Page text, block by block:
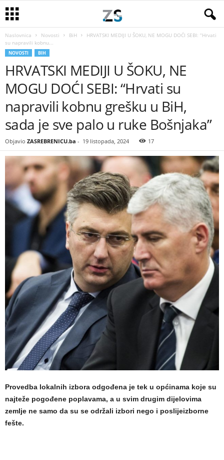
Naslovnica Novosti BiH
HRVATSKI MEDIJI U ŠOKU, NE MOGU DOĆI SEBI: “Hrvati
su napravili kobnu...
NOVOSTI BIH
HRVATSKI MEDIJI U ŠOKU, NE
MOGU DOĆI SEBI: “Hrvati su
napravili kobnu grešku u BiH,
sada je sve palo u ruke Bošnjaka”
Objavio ZASREBRENICU.ba - 19 listopada, 2024 17
Provedba lokalnih izbora odgođena je tek u općinama koje su
najteže pogođene poplavama, a u svim drugim dijelovima
zemlje ne samo da su se održali izbori nego i poslijeizborne
fešte.